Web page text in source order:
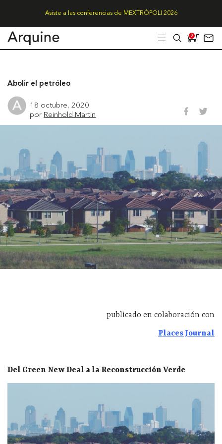
Asiste a las conferencias de MEXTRÓPOLI 2026
0
Abolir el petróleo
18 octubre, 2020
por Reinhold Martin
publicado en colaboración con
Places Journal
Del Green New Deal a la Reconstrucción Verde